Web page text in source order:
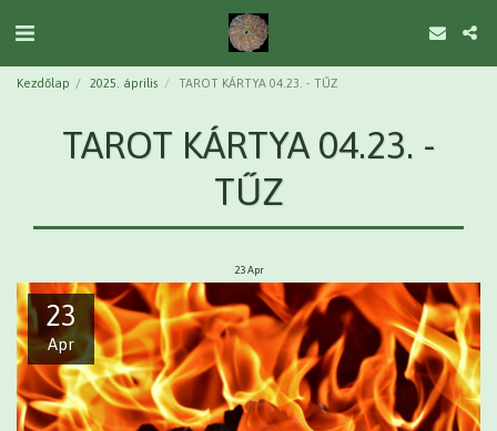
Kezdőlap 2025. április TAROT KÁRTYA 04.23. - TŰZ
TAROT KÁRTYA 04.23. -
TŰZ
23Apr
23
Apr